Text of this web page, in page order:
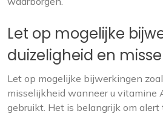
Let op mogelijke
duizeligheid en
Let op mogelijke bijwerkingen
misselijkheid wanneer u vitamine
gebruikt. Het is belangrijk om